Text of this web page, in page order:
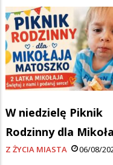
W niedzielę Piknik
Rodzinny dla
Z ŻYCIA MIASTA 06/08/